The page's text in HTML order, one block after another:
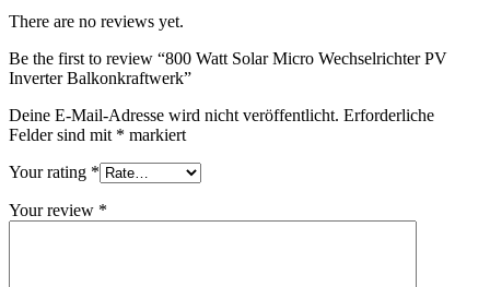
There are no reviews yet.
Be the first to review “800 Watt Solar Micro Wechselrichter PV
Inverter Balkonkraftwerk”
Deine E-Mail-Adresse wird nicht veröffentlicht. Erforderliche
Felder sind mit * markiert
Your rating *
Your review *